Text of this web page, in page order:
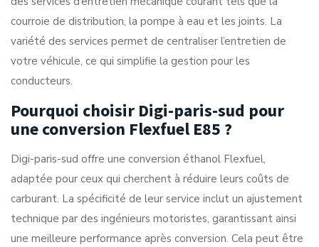
courroie de distribution, la pompe à eau et les joints. La
variété des services permet de centraliser l’entretien de
votre véhicule, ce qui simplifie la gestion pour les
conducteurs.
Pourquoi choisir Digi-paris-sud pour
une conversion Flexfuel E85 ?
Digi-paris-sud offre une conversion éthanol Flexfuel,
adaptée pour ceux qui cherchent à réduire leurs coûts de
carburant. La spécificité de leur service inclut un ajustement
technique par des ingénieurs motoristes, garantissant ainsi
une meilleure performance après conversion. Cela peut être